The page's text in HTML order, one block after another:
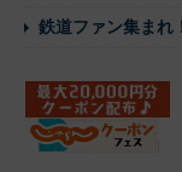
鉄道ファン集まれ